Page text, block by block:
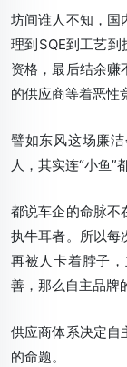
坊间谁人不知，国
理到SQE到工艺到
资格，最后结余赚
的供应商等着恶性
譬如东风这场廉
人，其实连“小鱼”
都说车企的命脉不
执牛耳者。所以每
再被人卡着脖子
善，那么自主品牌
供应商体系决定自
的命题。